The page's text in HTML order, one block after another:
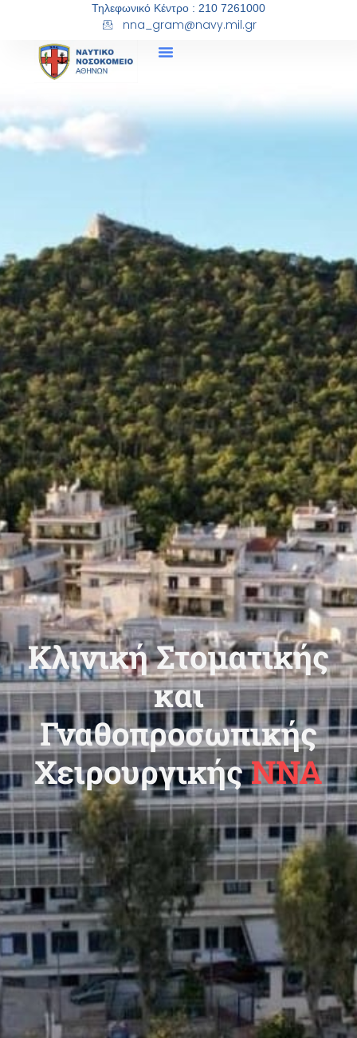
Τηλεφωνικό Κέντρο : 210 7261000
nna_gram@navy.mil.gr
Κλινική Στοματικής
και
Γναθοπροσωπικής
ΧειρουργικήςΝΝΑ